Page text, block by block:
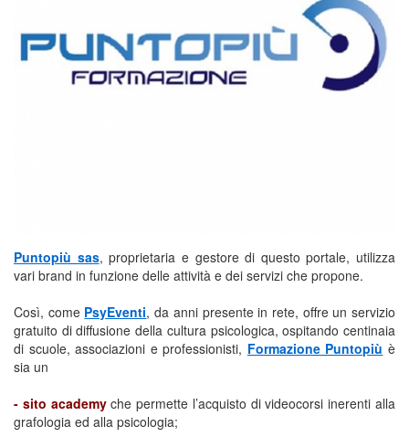
Puntopiù sas, proprietaria e gestore di questo portale, utilizza
vari brand in funzione delle attività e dei servizi che propone.
Così, come PsyEventi, da anni presente in rete, offre un servizio
gratuito di diffusione della cultura psicologica, ospitando centinaia
di scuole, associazioni e professionisti, Formazione Puntopiù è
sia un
- sito academy che permette l’acquisto di videocorsi inerenti alla
grafologia ed alla psicologia;